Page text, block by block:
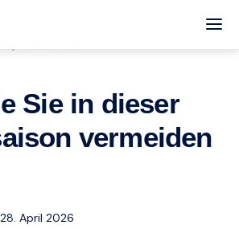
Central
Sie in dieser
vermeiden
April 2026